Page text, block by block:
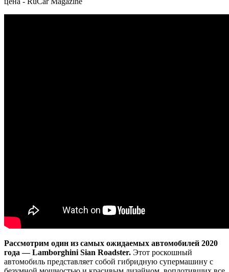
Рассмотрим один из самых ожидаемых автомобилей 2020
года — Lamborghini Sian Roadster. Этот роскошный
автомобиль представляет собой гибридную супермашину с